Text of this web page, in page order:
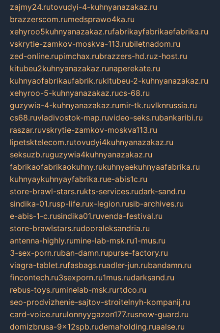
zajmy24.rutovudyi-4-kuhnyanazakaz.ru
brazzerscom.rumedsprawo4ka.ru
xehyroo5kuhnyanazakaz.rufabrikayfabrikaefabrika.ru
vskrytie-zamkov-moskva-113.rubiletnadom.ru
zed-online.rupimchax.rubrazzers-hd.ruz-host.ru
kitubeu2kuhnyanazakaz.runaperekate.ru
kuhnyaofabrikaufabrik.rukitubeu-2-kuhnyanazakaz.ru
xehyroo-5-kuhnyanazakaz.rucs-68.ru
guzywia-4-kuhnyanazakaz.rumir-tk.ruvlknrussia.ru
cs68.ruvladivostok-map.ruvideo-seks.rubankaribi.ru
raszar.ruvskrytie-zamkov-moskva113.ru
lipetsktelecom.rutovudyi4kuhnyanazakaz.ru
seksuzb.ruguzywia4kuhnyanazakaz.ru
fabrikaofabrikaokuhny.rukuhnyaekuhnyaafabrika.ru
kuhnyaykuhnyayfabrika.rue-abis1c.ru
store-brawl-stars.rukts-services.rudark-sand.ru
sindika-01.rusp-life.rux-legion.rusib-archives.ru
e-abis-1-c.rusindika01.ruvenda-festival.ru
store-brawlstars.rudooraleksandria.ru
antenna-highly.rumine-lab-msk.ru1-mus.ru
3-sex-porn.ruban-damn.rupurse-factory.ru
viagra-tablet.rufasbags.ruadler-jun.rubandamn.ru
fincontech.ru3sexporn.ru1mus.rudarksand.ru
rebus-toys.ruminelab-msk.rurtdco.ru
seo-prodvizhenie-sajtov-stroitelnyh-kompanij.ru
card-voice.rurulonnyygazon177.rusnow-guard.ru
domizbrusa-9x12spb.rudemaholding.ruaalse.ru